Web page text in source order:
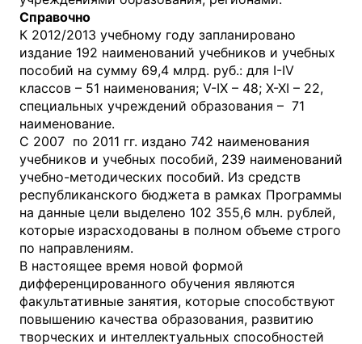
Справочно
К 2012/2013 учебному году запланировано
издание 192 наименований учебников и учебных
пособий на сумму 69,4 млрд. руб.: для I-IV
классов – 51 наименования; V-IX – 48; X-XI – 22,
специальных учреждений образования – 71
наименование.
С 2007 по 2011 гг. издано 742 наименования
учебников и учебных пособий, 239 наименований
учебно-методических пособий. Из средств
республиканского бюджета в рамках Программы
на данные цели выделено 102 355,6 млн. рублей,
которые израсходованы в полном объеме строго
по направлениям.
В настоящее время новой формой
дифференцированного обучения являются
факультативные занятия, которые способствуют
повышению качества образования, развитию
творческих и интеллектуальных способностей